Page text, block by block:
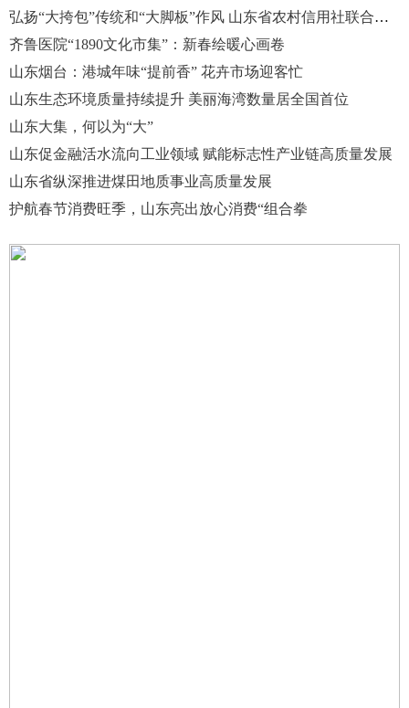
弘扬“大挎包”传统和“大脚板”作风 山东省农村信用社联合社汇聚统战工作合力
齐鲁医院“1890文化市集”：新春绘暖心画卷
山东烟台：港城年味“提前香” 花卉市场迎客忙
山东生态环境质量持续提升 美丽海湾数量居全国首位
山东大集，何以为“大”
山东促金融活水流向工业领域 赋能标志性产业链高质量发展
山东省纵深推进煤田地质事业高质量发展
护航春节消费旺季，山东亮出放心消费“组合拳